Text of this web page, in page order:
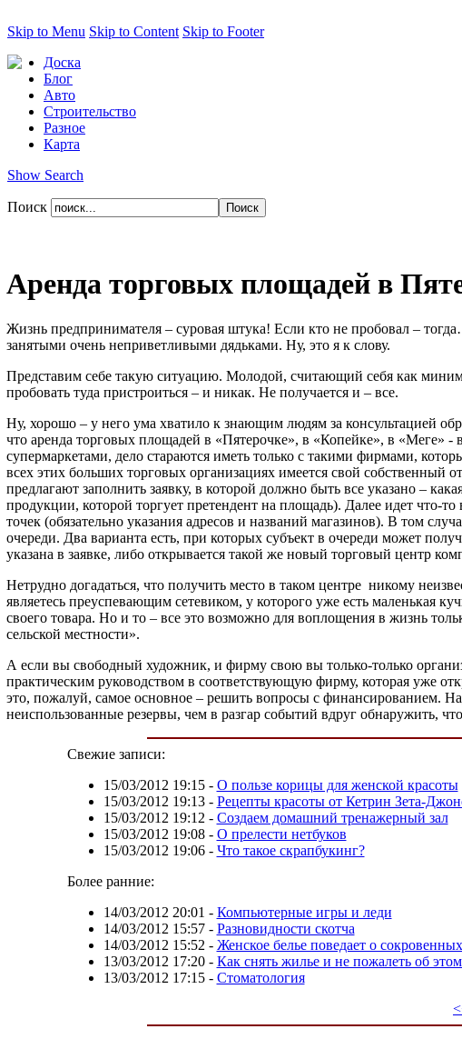
Skip to Menu Skip to Content Skip to Footer
Доска
Блог
Авто
Строительство
Разное
Карта
Show Search
Поиск
Аренда торговых площадей в
Жизнь предпринимателя – суровая штука! Если кто не пробовал –
занятыми очень неприветливыми дядьками. Ну, это я к слову.
Представим себе такую ситуацию. Молодой, считающий себя как
пробовать туда пристроиться – и никак. Не получается и – все.
Ну, хорошо – у него ума хватило к знающим людям за консультацией
что аренда торговых площадей в «Пятерочке», в «Копейке», в
супермаркетами, дело стараются иметь только с такими фирмами,
всех этих больших торговых организациях имеется свой
предлагают заполнить заявку, в которой должно быть все указано –
продукции, которой торгует претендент на площадь). Далее идет что-
точек (обязательно указания адресов и названий магазинов). В том
очереди. Два варианта есть, при которых субъект в очереди может
указана в заявке, либо открывается такой же новый торговый центр
Нетрудно догадаться, что получить место в таком центре никому
являетесь преуспевающим сетевиком, у которого уже есть маленькая
своего товара. Но и то – все это возможно для воплощения в жизнь
сельской местности».
А если вы свободный художник, и фирму свою вы только-только
практическим руководством в соответствующую фирму, которая уже
это, пожалуй, самое основное – решить вопросы с финансированием.
неиспользованные резервы, чем в разгар событий вдруг обнаружить,
Свежие записи:
15/03/2012 19:15- О пользе корицы для женской красоты
15/03/2012 19:13- Рецепты красоты от Кетрин Зета-
15/03/2012 19:12 - Создаем домашний тренажерный зал
15/03/2012 19:08- О прелести нетбуков
15/03/2012 19:06- Что такое скрапбукинг?
Более ранние:
14/03/2012 20:01 - Компьютерные игры и леди
14/03/2012 15:57- Разновидности скотча
14/03/2012 15:52 - Женское белье поведает о
13/03/2012 17:20- Как снять жилье и не пожалеть об
13/03/2012 17:15- Стоматология